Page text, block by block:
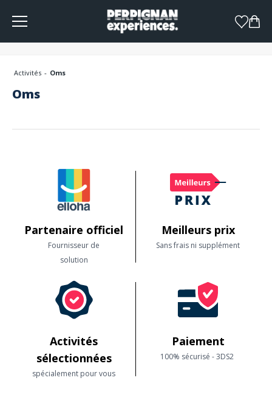
Panneau de gestion des cookies
Activités Oms
Oms
Partenaire officiel
Fournisseur de
solution
Meilleurs prix
Sans frais ni supplément
Activités
sélectionnées
spécialement pour vous
Paiement
100% sécurisé - 3DS2